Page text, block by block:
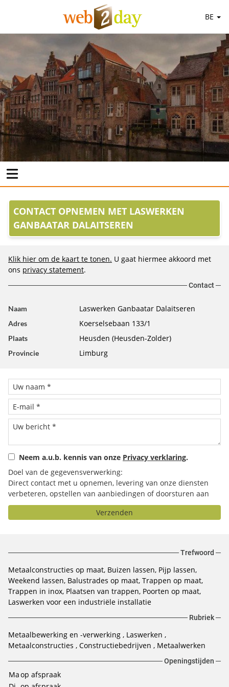
BE
CONTACT OPNEMEN MET LASWERKEN
GANBAATAR DALAITSEREN
Klik hier om de kaart te tonen. U gaat hiermee akkoord met
ons privacy statement.
Contact
Naam Laswerken Ganbaatar Dalaitseren
Adres Koerselsebaan 133/1
Plaats Heusden (Heusden-Zolder)
Provincie Limburg
Neem a.u.b. kennis van onze Privacy verklaring.
Doel van de gegevensverwerking:
Direct contact met u opnemen, levering van onze diensten
verbeteren, opstellen van aanbiedingen of doorsturen aan
het door u geselecteerde bedrijf.
Verzenden
Trefwoord
Metaalconstructies op maat Buizen lassen Pijp lassen
Weekend lassen Balustrades op maat Trappen op maat
Trappen in inox Plaatsen van trappen Poorten op maat
Laswerken voor een industriële installatie
Rubriek
Metaalbewerking en -verwerking
Laswerken
Metaalconstructies
Constructiebedrijven Metaalwerken
Openingstijden
Maop afspraak